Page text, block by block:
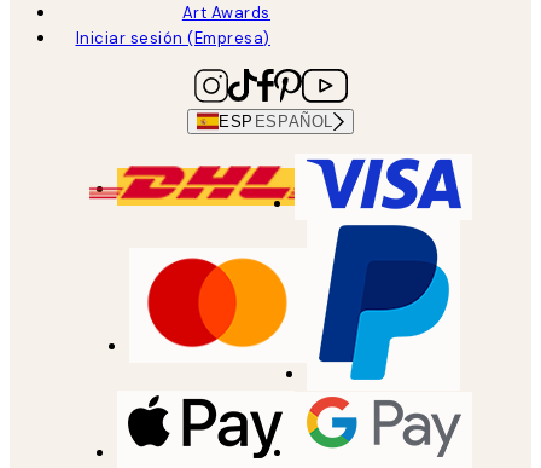
Art Awards
Iniciar sesión (Empresa)
ESP ESPAÑOL